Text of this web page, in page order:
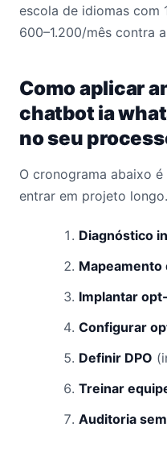
escola de idiomas com
600–1.200/mês contra
Como aplicar
chatbot ia
no seu
O cronograma abaixo
entrar em projeto
Diagnóstico
Implantar
Configurar
Definir DPO
Treinar
Auditoria